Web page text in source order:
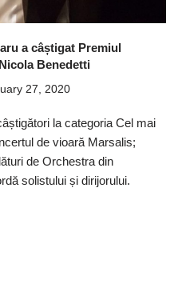
a câștigat Premiul
Benedetti
27, 2020
la categoria Cel mai
de vioară Marsalis;
de Orchestra din
solistului și dirijorului.